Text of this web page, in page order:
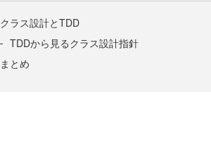
クラス設計とTDD
TDDから見るクラス設計指針
まとめ